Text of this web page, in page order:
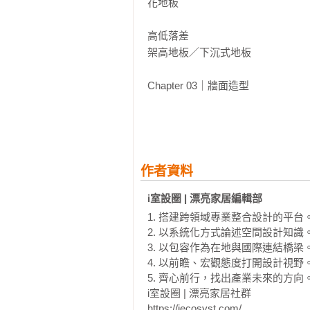
花地板
高低落差
架高地板／下沉式地板
Chapter 03｜牆面造型
異材質拼貼牆面／異材質拼貼主牆
凸面
線板造型牆／格柵造型牆／石皮造型
作者資料
i室設圈 | 漂亮家居編輯部
1. 搭建跨領域專業整合設計的平台。
2. 以系統化方式論述空間設計知識。
3. 以包容作為在地與國際連結橋梁。
4. 以前瞻、宏觀態度打開設計視野。
5. 齊心前行，找出產業未來的方向。
i室設圈 | 漂亮家居社群